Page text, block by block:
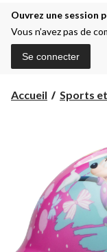
Ouvrez une session
Vous n’avez pas de
Se connecter
Accueil Sports